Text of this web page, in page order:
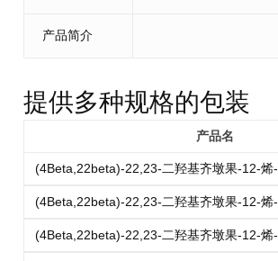
产品简介
提供多种规格的包装
产品名
(4Beta,22beta)-22,23-二羟基齐墩果-12-烯
(4Beta,22beta)-22,23-二羟基齐墩果-12-烯
(4Beta,22beta)-22,23-二羟基齐墩果-12-烯